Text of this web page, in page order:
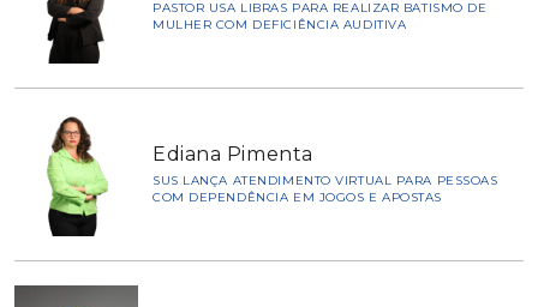
PASTOR USA LIBRAS PARA REALIZAR BATISMO DE
MULHER COM DEFICIÊNCIA AUDITIVA
Ediana Pimenta
SUS LANÇA ATENDIMENTO VIRTUAL PARA PESSOAS
COM DEPENDÊNCIA EM JOGOS E APOSTAS